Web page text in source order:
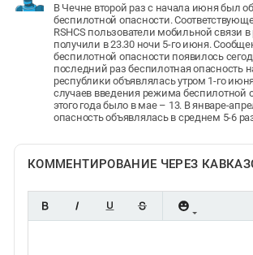
В Чечне второй раз с начала июня был
беспилотной опасности.
RSHCS пользователи мобильной связи
получили в 23.30 ночи 5-го июня.
беспилотной опасности появилось
последний раз беспилотная опасность
республики объявлялась утром 1-го
случаев введения режима беспилотной
этого года было в мае – 13. В январе-
опасность объявлялась в среднем 5-6
КОММЕНТИРОВАНИЕ ЧЕРЕЗ